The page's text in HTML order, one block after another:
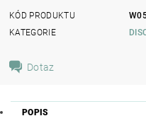
KÓD PRODUKTU
KATEGORIE
Dotaz
POPIS